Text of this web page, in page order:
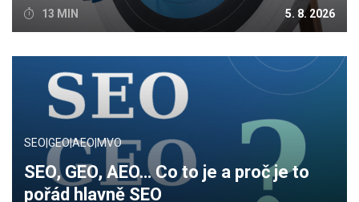
13 MIN 5. 8. 2026
SEO|GEO|AEO|MVO
SEO, GEO, AEO… Co to je a proč je to
pořád hlavně SEO